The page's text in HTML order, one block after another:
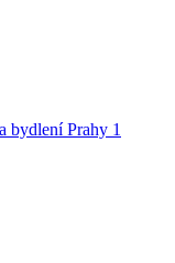
bydlení Prahy 1